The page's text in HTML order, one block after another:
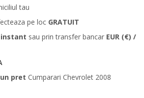
tau
pe loc GRATUIT
instant sau prin transfer bancar EUR (€) /
pret Cumparari Chevrolet 2008